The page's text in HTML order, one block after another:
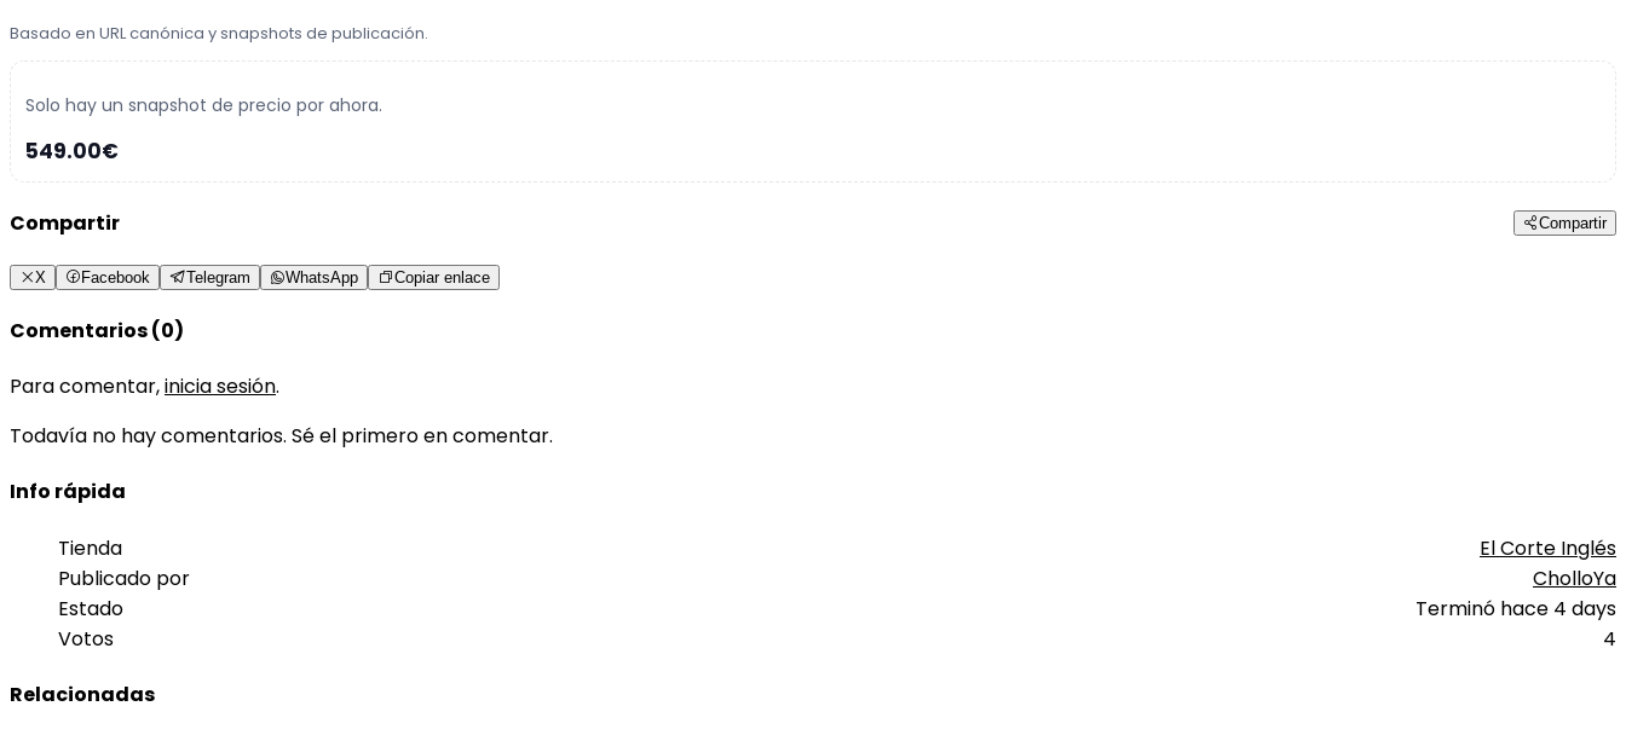
Basado en URL canónica y snapshots de publicación.
Solo hay un snapshot de precio por ahora.
549.00€
Compartir Compartir
X Facebook Telegram WhatsApp Copiar enlace
Comentarios (0)
Para comentar,inicia sesión.
Todavía no hay comentarios. Sé el primero en comentar.
Info rápida
Tienda
El Corte Inglés
Publicado por
CholloYa
Estado
Terminó hace 4 days
Votos
4
Relacionadas